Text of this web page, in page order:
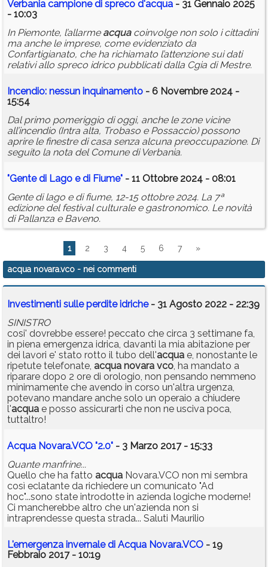
Verbania campione di spreco d'acqua - 31 Gennaio 2025
- 10:03
In Piemonte, l’allarme acquacoinvolge non solo i cittadini
ma anche le imprese, come evidenziato da
Confartigianato, che ha richiamato l’attenzione sui dati
relativi allo spreco idrico pubblicati dalla Cgia di Mestre.
Incendio: nessun inquinamento - 6 Novembre 2024 -
15:54
Dal primo pomeriggio di oggi, anche le zone vicine
all’incendio (Intra alta, Trobaso e Possaccio) possono
aprire le finestre di casa senza alcuna preoccupazione. Di
seguito la nota del Comune di Verbania.
"Gente di Lago e di Fiume" - 11 Ottobre 2024 - 08:01
Gente di lago e di fiume, 12-15 ottobre 2024. La 7ª
edizione del festival culturale e gastronomico. Le novità
di Pallanza e Baveno.
1 2 3 4 5 6 7 »
acqua novara.vco - nei commenti
Investimenti sulle perdite idriche- 31 Agosto 2022 - 22:39
SINISTRO
cosi' dovrebbe essere! peccato che circa 3 settimane fa,
in piena emergenza idrica, davanti la mia abitazione per
dei lavori e' stato rotto il tubo dell'acqua e, nonostante le
ripetute telefonate, acqua novara vco, ha mandato a
riparare dopo 2 ore di orologio, non pensando nemmeno
minimamente che avendo in corso un'altra urgenza,
potevano mandare anche solo un operaio a chiudere
l'acqua e posso assicurarti che non ne usciva poca,
tuttaltro!
Acqua Novara.VCO "2.0" - 3 Marzo 2017 - 15:33
Quante manfrine...
Quello che ha fatto acqua Novara.VCO non mi sembra
così eclatante da richiedere un comunicato "Ad
hoc"...sono state introdotte in azienda logiche moderne!
Ci mancherebbe altro che un'azienda non si
intraprendesse questa strada... Saluti Maurilio
L'emergenza invernale di Acqua Novara.VCO - 19
Febbraio 2017 - 10:19